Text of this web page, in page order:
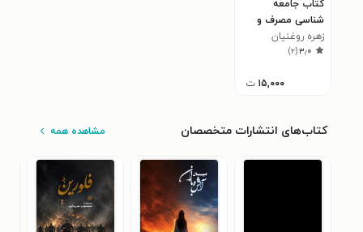
کتاب جامعه
شناسی مصرف و
سبک زندگی
زهره روغنیان
۳٫۰(۲)
۱۵,۰۰۰ ت
کتاب‌های انتشارات متخصصان مشاهده همه